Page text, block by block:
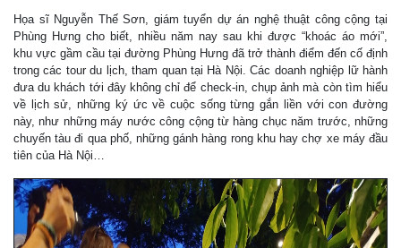
Họa sĩ Nguyễn Thế Sơn, giám tuyển dự án nghệ thuật công cộng tại
Phùng Hưng cho biết, nhiều năm nay sau khi được “khoác áo mới”,
khu vực gầm cầu tại đường Phùng Hưng đã trở thành điểm đến cố định
trong các tour du lịch, tham quan tại Hà Nội. Các doanh nghiệp lữ hành
đưa du khách tới đây không chỉ để check-in, chụp ảnh mà còn tìm hiểu
về lịch sử, những ký ức về cuộc sống từng gắn liền với con đường
này, như những máy nước công cộng từ hàng chục năm trước, những
chuyến tàu đi qua phố, những gánh hàng rong khu hay chợ xe máy đầu
tiên của Hà Nội…